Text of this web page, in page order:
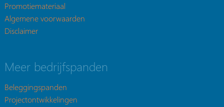
Promotiemateriaal
Algemene voorwaarden
Disclaimer
Meer bedrijfspanden
Beleggingspanden
Projectontwikkelingen